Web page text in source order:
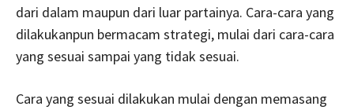
dari dalam maupun dari luar partainya. Cara-cara yang
dilakukanpun bermacam strategi, mulai dari cara-cara
yang sesuai sampai yang tidak sesuai.
Cara yang sesuai dilakukan mulai dengan memasang